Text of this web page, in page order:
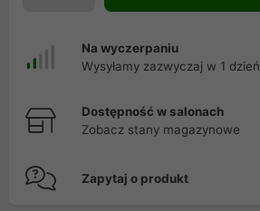
Na wyczerpaniu
Wysyłamy zazwyczaj w 1 dzień
Dostępność w salonach
Zobacz stany magazynowe
Zapytaj o produkt